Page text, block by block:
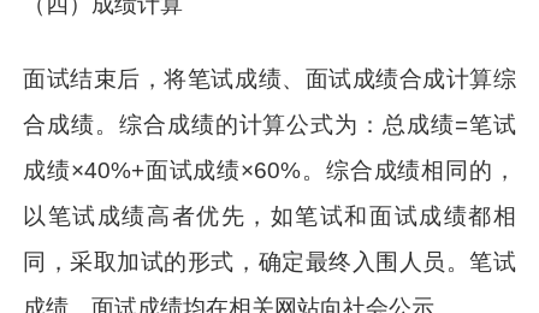
面试结束后，将笔试成绩、面试成绩合成计算综
合成绩。综合成绩的计算公式为：总成绩=笔试
成绩×40%+面试成绩×60%。综合成绩相同的，
以笔试成绩高者优先，如笔试和面试成绩都相
同，采取加试的形式，确定最终入围人员。笔试
成绩、面试成绩均在相关网站向社会公示。